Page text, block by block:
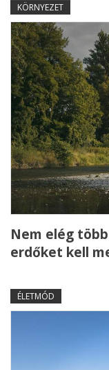
KÖRNYEZET
Nem elég
erdőket kell
ÉLETMÓD